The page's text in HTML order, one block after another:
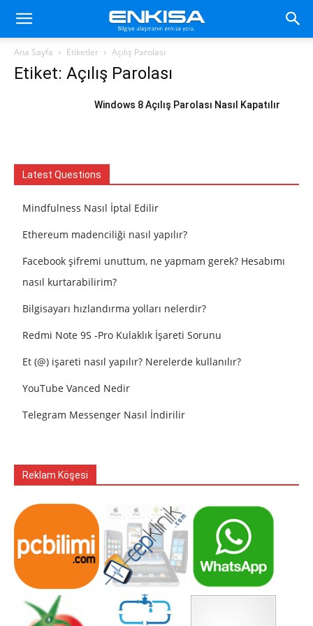
Ana Sayfa Etiketler Açılış Parolası
Etiket: Açılış Parolası
Windows 8 Açılış Parolası Nasıl Kapatılır
Latest Questions
Mindfulness Nasıl İptal Edilir
Ethereum madenciliği nasıl yapılır?
Facebook şifremi unuttum, ne yapmam gerek? Hesabımı
nasıl kurtarabilirim?
Bilgisayarı hızlandırma yolları nelerdir?
Redmi Note 9S -Pro Kulaklık İşareti Sorunu
Et (@) işareti nasıl yapılır? Nerelerde kullanılır?
YouTube Vanced Nedir
Telegram Messenger Nasıl İndirilir
Reklam Köşesi